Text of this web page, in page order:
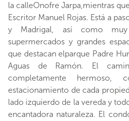
la calleOnofre Jarpa,mientras
Escritor Manuel Rojas. Está a
y Madrigal, así como
supermercados y grandes
que destacan elparque Padre
Aguas de Ramón. El
completamente
estacionamiento de cada
lado izquierdo de la vereda y
encantadora naturaleza. El